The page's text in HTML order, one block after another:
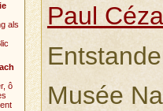
Paul
Musée
als
ô